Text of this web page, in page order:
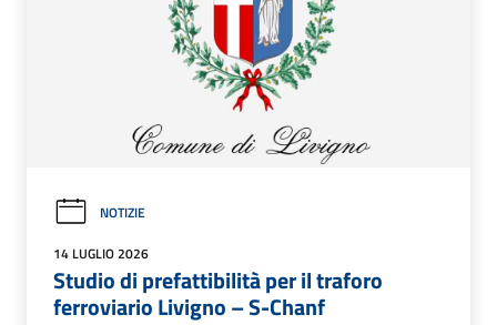
NOTIZIE
14 LUGLIO 2026
Studio di prefattibilità per il traforo
ferroviario Livigno – S-Chanf